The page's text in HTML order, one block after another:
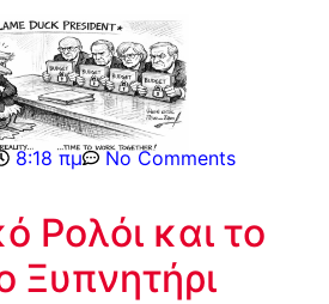
8:18 πμ No Comments
Ρολόι και το
Ξυπνητήρι